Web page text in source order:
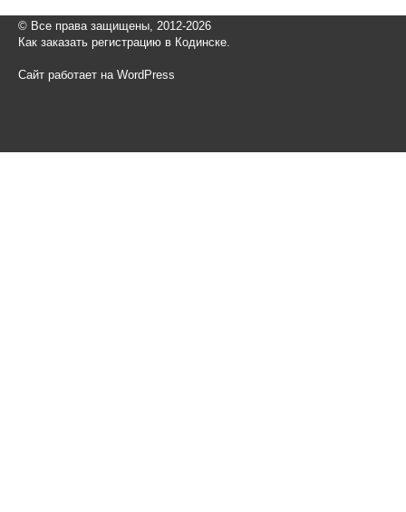
© Все права защищены, 2012-2026
Как заказать регистрацию в Кодинске.
Сайт работает на WordPress